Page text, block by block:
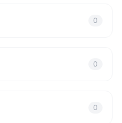
0
0
0